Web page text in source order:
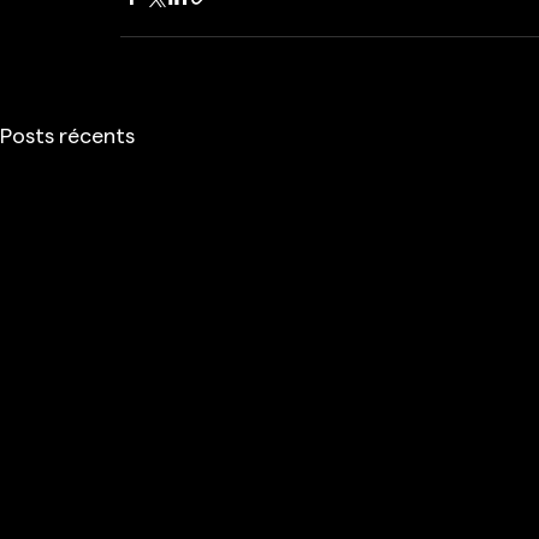
Posts récents